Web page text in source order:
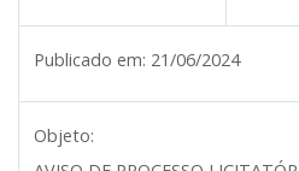
Publicado em: 21/06/2024
Objeto: